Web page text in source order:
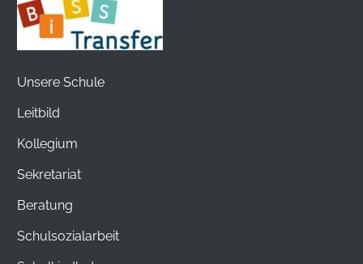
Unsere Schule
Leitbild
Kollegium
Sekretariat
Beratung
Schulsozialarbeit